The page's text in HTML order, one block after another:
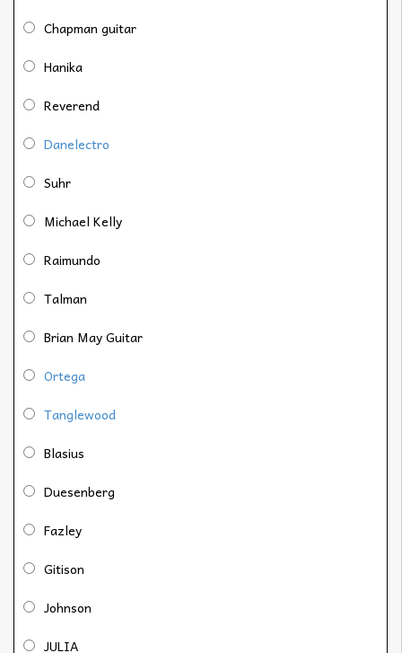
Chapman guitar
Hanika
Reverend
Danelectro
Suhr
Michael Kelly
Raimundo
Talman
Brian May Guitar
Ortega
Tanglewood
Blasius
Duesenberg
Fazley
Gitison
Johnson
JULIA